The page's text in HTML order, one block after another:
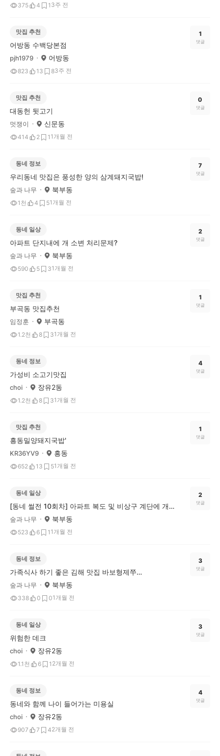
375 4 1 3주 전
맛집 추천
어방동 수백당본점
pjh1979 어방동
823 13 83주 전
1
댓글
맛집 추천
대동헌 뒷고기
멋쟁이 신문동
414 2 1 1개월 전
0
댓글
동네 정보
우리동네 맛집은 풍성한 양의 삼계돼지국밥!
숲과 나무 북부동
1천 4 51개월 전
7
댓글
동네 일상
아파트 단지내에 개 소변 처리문제?
숲과 나무 북부동
590 5 31개월 전
2
댓글
맛집 추천
부곡동 맛집추천
임정훈 부곡동
1.2천 8 31개월 전
1
댓글
동네 정보
가성비 소고기맛집
choi 장유2동
1.2천 8 31개월 전
4
댓글
맛집 추천
흥동밀양돼지국밥'
KR36YV9 흥동
652 13 51개월 전
1
댓글
동네 일상
[동네 썰전 10회차] 아파트 복도 및 비상구 계단에 개인 물품들 적재하는거 어떻게 생각하세요?
숲과 나무 북부동
523 6 1 1개월 전
2
댓글
동네 정보
가족식사 하기 좋은 김해 맛집 바보형제쭈꾸미 삼계점
숲과 나무 북부동
338 0 01개월 전
3
댓글
동네 일상
위험한 데크
choi 장유2동
1.1천 6 1 2개월 전
3
댓글
동네 정보
동네와 함께 나이 들어가는 미용실
choi 장유2동
907 7 42개월 전
4
댓글